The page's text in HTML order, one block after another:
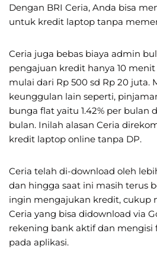
Dengan BRI Ceria, Anda bisa
untuk kredit laptop tanpa
Ceria juga bebas biaya admin
pengajuan kredit hanya 10
mulai dari Rp 500 sd Rp 20 juta.
keunggulan lain seperti,
bunga flat yaitu 1.42% per bulan
bulan. Inilah alasan Ceria
kredit laptop online tanpa DP.
Ceria telah di-download oleh
dan hingga saat ini masih terus
ingin mengajukan kredit, cukup
Ceria yang bisa didownload via
rekening bank aktif dan
pada aplikasi.